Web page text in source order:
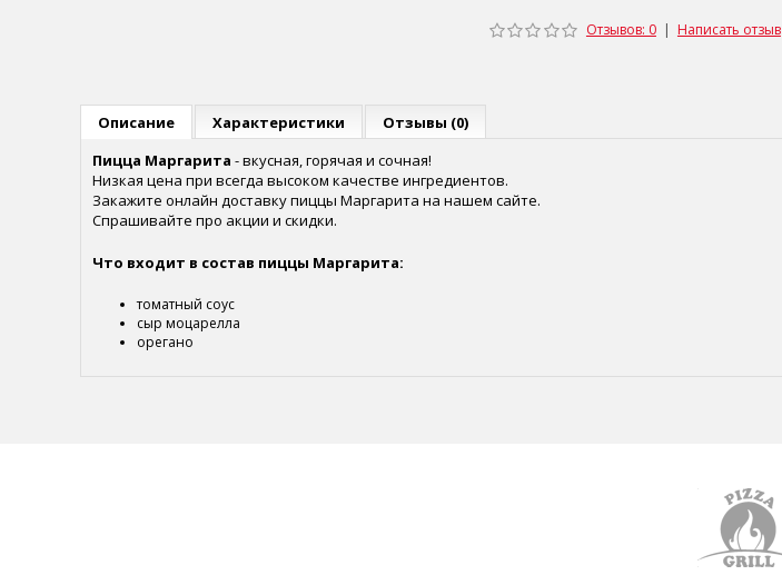
Отзывов: 0| Написать отзыв
Описание Характеристики
Отзывы (0)
Пицца Маргарита - вкусная, горячая и сочная!
Низкая цена при всегда высоком качестве ингредиентов.
Закажите онлайн доставку пиццы Маргарита на нашем сайте.
Спрашивайте про акции и скидки.
Что входит в состав пиццы Маргарита:
томатный соус
сыр моцарелла
орегано